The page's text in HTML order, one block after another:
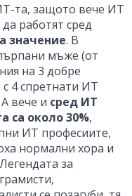
та, защото вече ИТ
работят сред
значение. В
мъже (от
на 3 добре
4 спретнати ИТ
вече и сред ИТ
са около 30%,
ИТ професиите,
нормални хора и
за